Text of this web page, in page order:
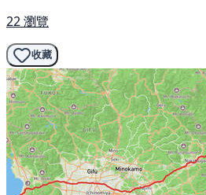
22 瀏覽
收藏